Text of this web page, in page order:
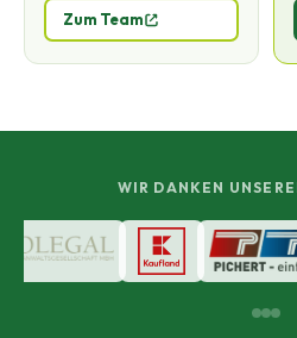
Zum Team
WIR DANKEN